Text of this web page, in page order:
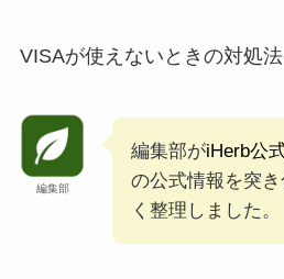
VISAが使えないときの対処法
編集部
編集部がiHerb公
の公式情報を突
く整理しました。